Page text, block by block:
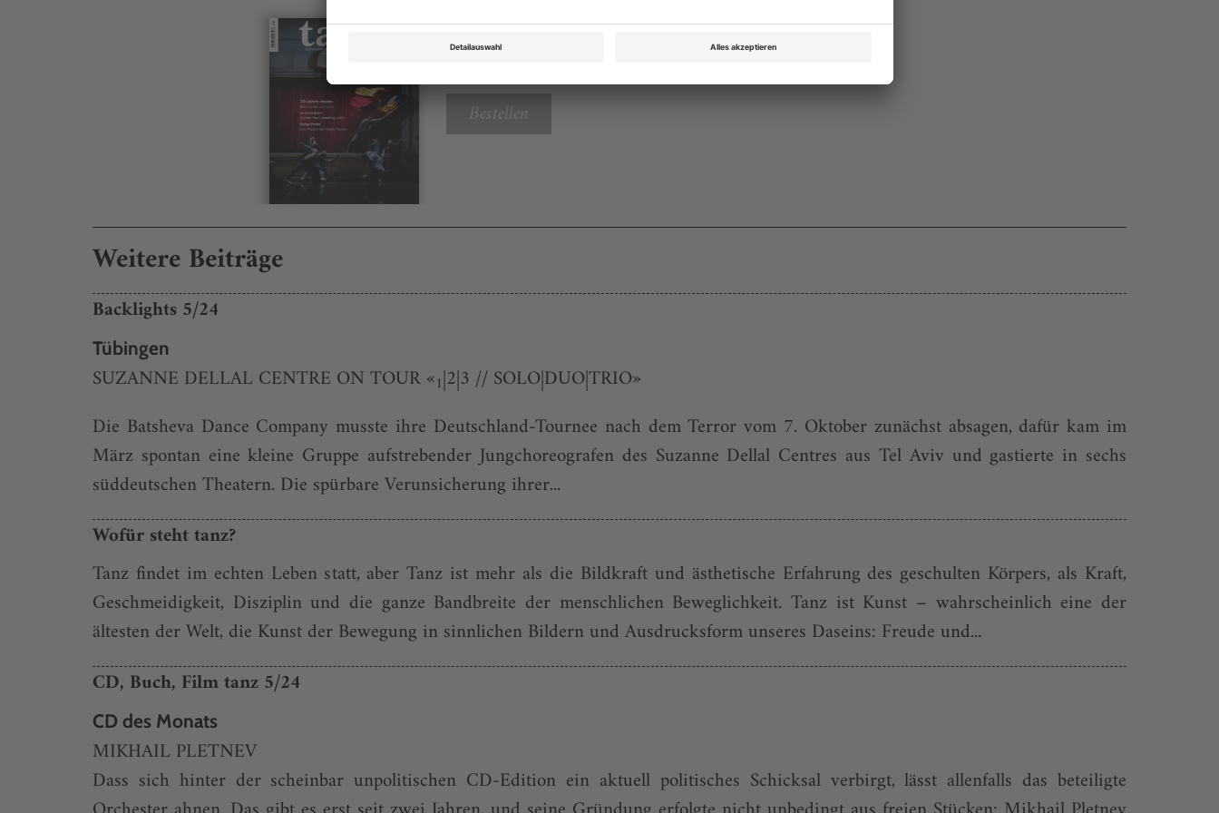
Tanz Mai 2024
Rubrik: Side step, Seite 12
Bestellen
Weitere Beiträge
Backlights 5/24
Tübingen
SUZANNE DELLAL CENTRE ON TOUR «1|2|3 // SOLO|DUO|TRIO»
Die Batsheva Dance Company musste ihre Deutschland-Tournee nach dem Terror vom 7. Oktober zunächst absagen, dafür kam im
März spontan eine kleine Gruppe aufstrebender Jungchoreografen des Suzanne Dellal Centres aus Tel Aviv und gastierte in sechs
süddeutschen Theatern. Die spürbare Verunsicherung ihrer...
Wofür steht tanz?
Tanz findet im echten Leben statt, aber Tanz ist mehr als die Bildkraft und ästhetische Erfahrung des geschulten Körpers, als Kraft,
Geschmeidigkeit, Disziplin und die ganze Bandbreite der menschlichen Beweglichkeit. Tanz ist Kunst – wahrscheinlich eine der
ältesten der Welt, die Kunst der Bewegung in sinnlichen Bildern und Ausdrucksform unseres Daseins: Freude und...
CD, Buch, Film tanz 5/24
CD des Monats
MIKHAIL PLETNEV
Dass sich hinter der scheinbar unpolitischen CD-Edition ein aktuell politisches Schicksal verbirgt, lässt allenfalls das beteiligte